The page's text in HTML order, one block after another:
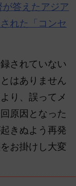
答えたアジア
れた「コンセ
されていない
はありません
り、誤ってメ
原因となった
きぬよう再発
お掛けし大変